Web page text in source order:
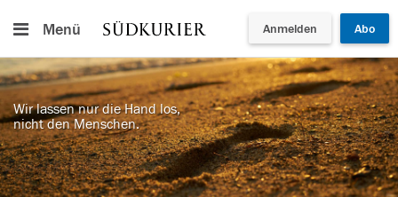
Menü Anmelden Abo
Wir lassen nur die Hand los,
nicht den Menschen.